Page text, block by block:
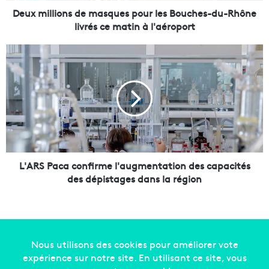
d
e
m
s
q
u
e
s
Deux millions de masques pour les Bouches-du-Rhône
livrés ce matin à l'aéroport
L
'
A
S
P
a
a
L'ARS Paca confirme l'augmentation des capacités
des dépistages dans la région
Copyright © 2014-2022Made in Marseille. Tous droits